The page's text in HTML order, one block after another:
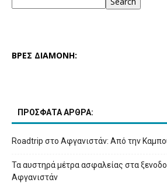
ΒΡΕΣ ΔΙΑΜΟΝΗ:
ΠΡΟΣΦΑΤΑ ΑΡΘΡΑ:
Roadtrip στο Αφγανιστάν: Από την
Τα αυστηρά μέτρα ασφαλείας στα
Αφγανιστάν